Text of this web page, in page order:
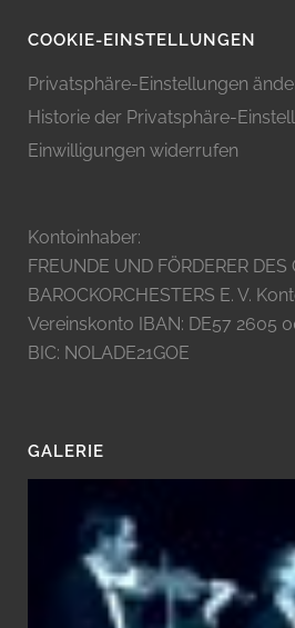
COOKIE-EINSTELLUNGEN
Privatsphäre-Einstellungen
Historie der Privatsphäre-
Einwilligungen widerrufen
Kontoinhaber:
FREUNDE UND FÖRDERER DES
BAROCKORCHESTERS E. V.
Vereinskonto IBAN: DE57 2605
BIC: NOLADE21GOE
GALERIE